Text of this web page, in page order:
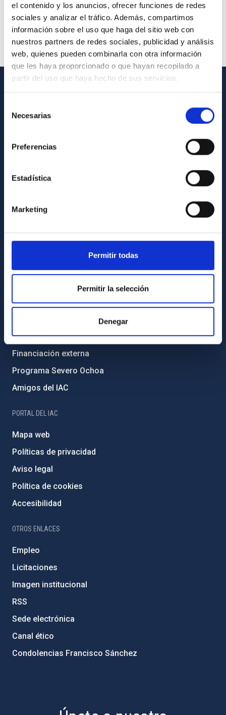
el contenido y los anuncios, ofrecer funciones de redes
sociales y analizar el tráfico. Además, compartimos
información sobre el uso que haga del sitio web con
nuestros partners de redes sociales, publicidad y análisis
web, quienes pueden combinarla con otra información
que les haya proporcionado o que hayan recopilado a
partir del uso que haya hecho de sus servicios.
Necesarias
Preferencias
Estadística
Marketing
Permitir todas
Permitir la selección
Denegar
Contacto
Directorio de personal
INFORMACIÓN INSTITUCIONAL
Legislación
Código ético y política antifraude
Igualdad y diversidad de género
Forever IAC
Medio Ambiente y Sostenibilidad
Proyectos institucionales
Financiación externa
Programa Severo Ochoa
Amigos del IAC
PORTAL DEL IAC
Mapa web
Políticas de privacidad
Aviso legal
Política de cookies
Accesibilidad
OTROS ENLACES
Empleo
Licitaciones
Imagen institucional
RSS
Sede electrónica
Canal ético
Condolencias Francisco Sánchez